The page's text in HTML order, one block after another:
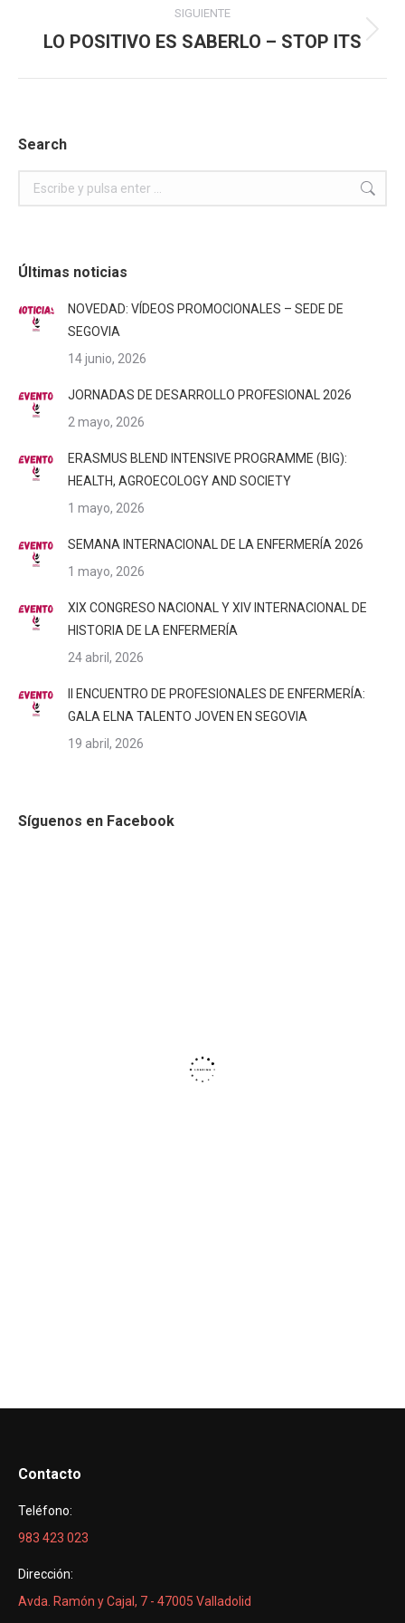
SIGUIENTE
Publicación
LO POSITIVO ES SABERLO – STOP ITS
Search
Buscar:
Últimas noticias
NOVEDAD: VÍDEOS PROMOCIONALES – SEDE DE
SEGOVIA
14 junio, 2026
JORNADAS DE DESARROLLO PROFESIONAL 2026
2 mayo, 2026
ERASMUS BLEND INTENSIVE PROGRAMME (BIG):
HEALTH, AGROECOLOGY AND SOCIETY
1 mayo, 2026
SEMANA INTERNACIONAL DE LA ENFERMERÍA 2026
1 mayo, 2026
XIX CONGRESO NACIONAL Y XIV INTERNACIONAL DE
HISTORIA DE LA ENFERMERÍA
24 abril, 2026
II ENCUENTRO DE PROFESIONALES DE ENFERMERÍA:
GALA ELNA TALENTO JOVEN EN SEGOVIA
19 abril, 2026
Síguenos en Facebook
Contacto
Teléfono:
983 423 023
Dirección:
Avda. Ramón y Cajal, 7 - 47005 Valladolid